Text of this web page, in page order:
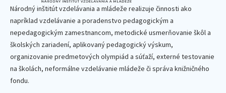
Národný inštitút vzdelávania a mládeže realizuje činnosti ako
napríklad vzdelávanie a poradenstvo pedagogickým a
nepedagogickým zamestnancom, metodické usmerňovanie škôl a
školských zariadení, aplikovaný pedagogický výskum,
organizovanie predmetových olympiád a súťaží, externé testovanie
na školách, neformálne vzdelávanie mládeže či správa knižničného
fondu.